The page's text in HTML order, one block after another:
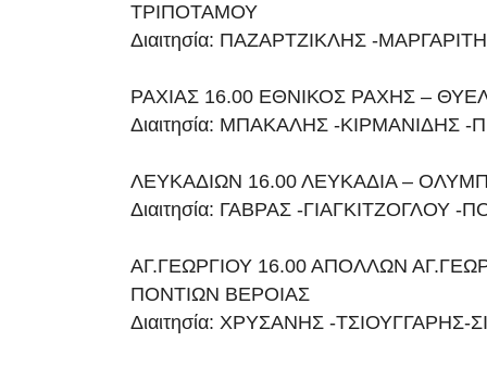
ΤΡΙΠΟΤΑΜΟΥ
Διαιτησία: ΠΑΖΑΡΤΖΙΚΛΗΣ -
ΡΑΧΙΑΣ 16.00 ΕΘΝΙΚΟΣ ΡΑΧΗΣ –
Διαιτησία: ΜΠΑΚΑΛΗΣ -ΚΙΡΜΑΝΙΔΗΣ -
ΛΕΥΚΑΔΙΩΝ 16.00 ΛΕΥΚΑΔΙΑ –
Διαιτησία: ΓΑΒΡΑΣ -ΓΙΑΓΚΙΤΖΟΓΛΟΥ -
ΑΓ.ΓΕΩΡΓΙΟΥ 16.00 ΑΠΟΛΛΩΝ
ΠΟΝΤΙΩΝ ΒΕΡΟΙΑΣ
Διαιτησία: ΧΡΥΣΑΝΗΣ -ΤΣΙΟΥΓΓΑΡΗΣ-